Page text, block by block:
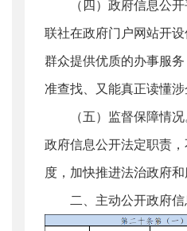
（四）政府信息公开
联社在政府门户网站开
群众提供优质的办事服
准查找、又能真正读懂涉
（五）监督保障情况
政府信息公开法定职责
度，加快推进法治政府和
二、主动公开政府信